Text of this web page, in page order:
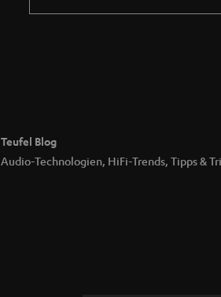
Auch wenn dein Bluetooth-Lautsprecher
Teufel Blog
Audio-Technologien, HiFi-Trends, Tipps &